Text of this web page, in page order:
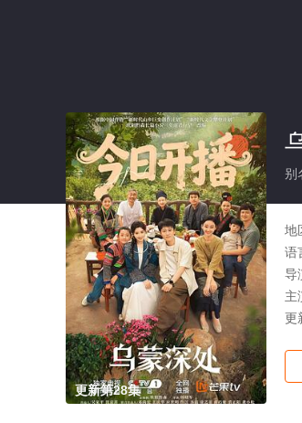
更新第28集
别
地
语
导
主
更